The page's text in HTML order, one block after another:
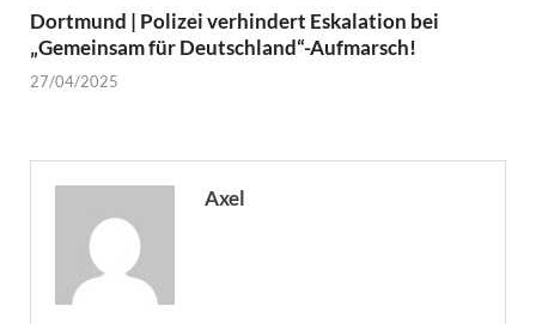
Dortmund | Polizei verhindert Eskalation bei
„Gemeinsam für Deutschland“-Aufmarsch!
27/04/2025
Axel